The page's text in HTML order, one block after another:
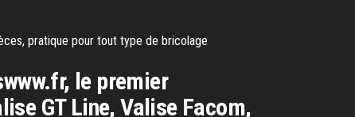
pratique pour tout type de bricolage
le premier
GT Line, Valise Facom,